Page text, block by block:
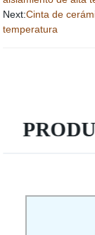
Next:Cinta de
temperatura